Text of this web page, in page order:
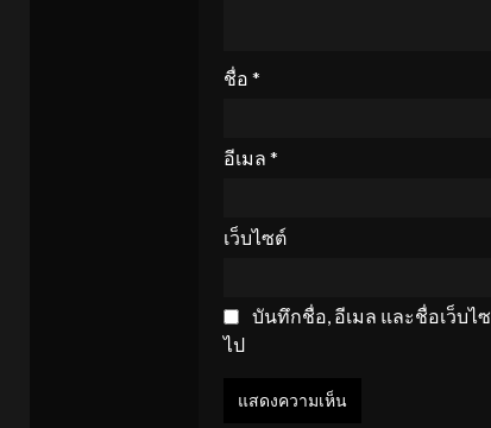
ชื่อ *
อีเมล *
เว็บไซต์
บันทึกชื่อ, อีเมล และชื่อเว็บ
ไป